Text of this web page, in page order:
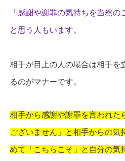
「感謝や謝罪の気持ちを当然の
と思う人もいます。
相手が目上の人の場合は相手を
るのがマナーです。
相手から感謝や謝罪を言われた
ございません」と相手からの気
めて「こちらこそ」と自分の気